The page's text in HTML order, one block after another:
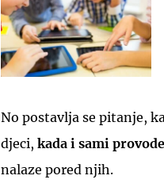
No postavlja se pitanje,
djeci, kada i sami
nalaze pored njih.